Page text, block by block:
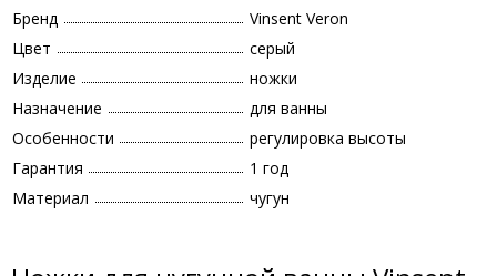
Бренд
Vinsent Veron
Цвет
серый
Изделие
ножки
Назначение
для ванны
Особенности
регулировка высоты
Гарантия
1 год
Материал
чугун